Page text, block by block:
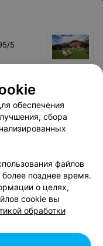
5
Это было
суеты,
шашлыки,
Отлично
19
обеспечения
сбора
файлов
более позднее время.
о целях,
cookie вы
обработки